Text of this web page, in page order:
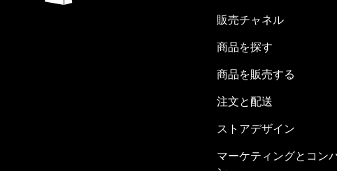
販売チャネル
商品を探す
商品を販売する
注文と配送
ストアデザイン
マーケティングとコン